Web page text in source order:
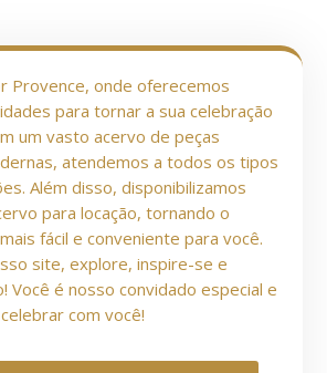
Provence, onde oferecemos
para tornar a sua celebração
um vasto acervo de peças
atendemos a todos os tipos
Além disso, disponibilizamos
para locação, tornando o
fácil e conveniente para você.
site, explore, inspire-se e
Você é nosso convidado especial e
com você!